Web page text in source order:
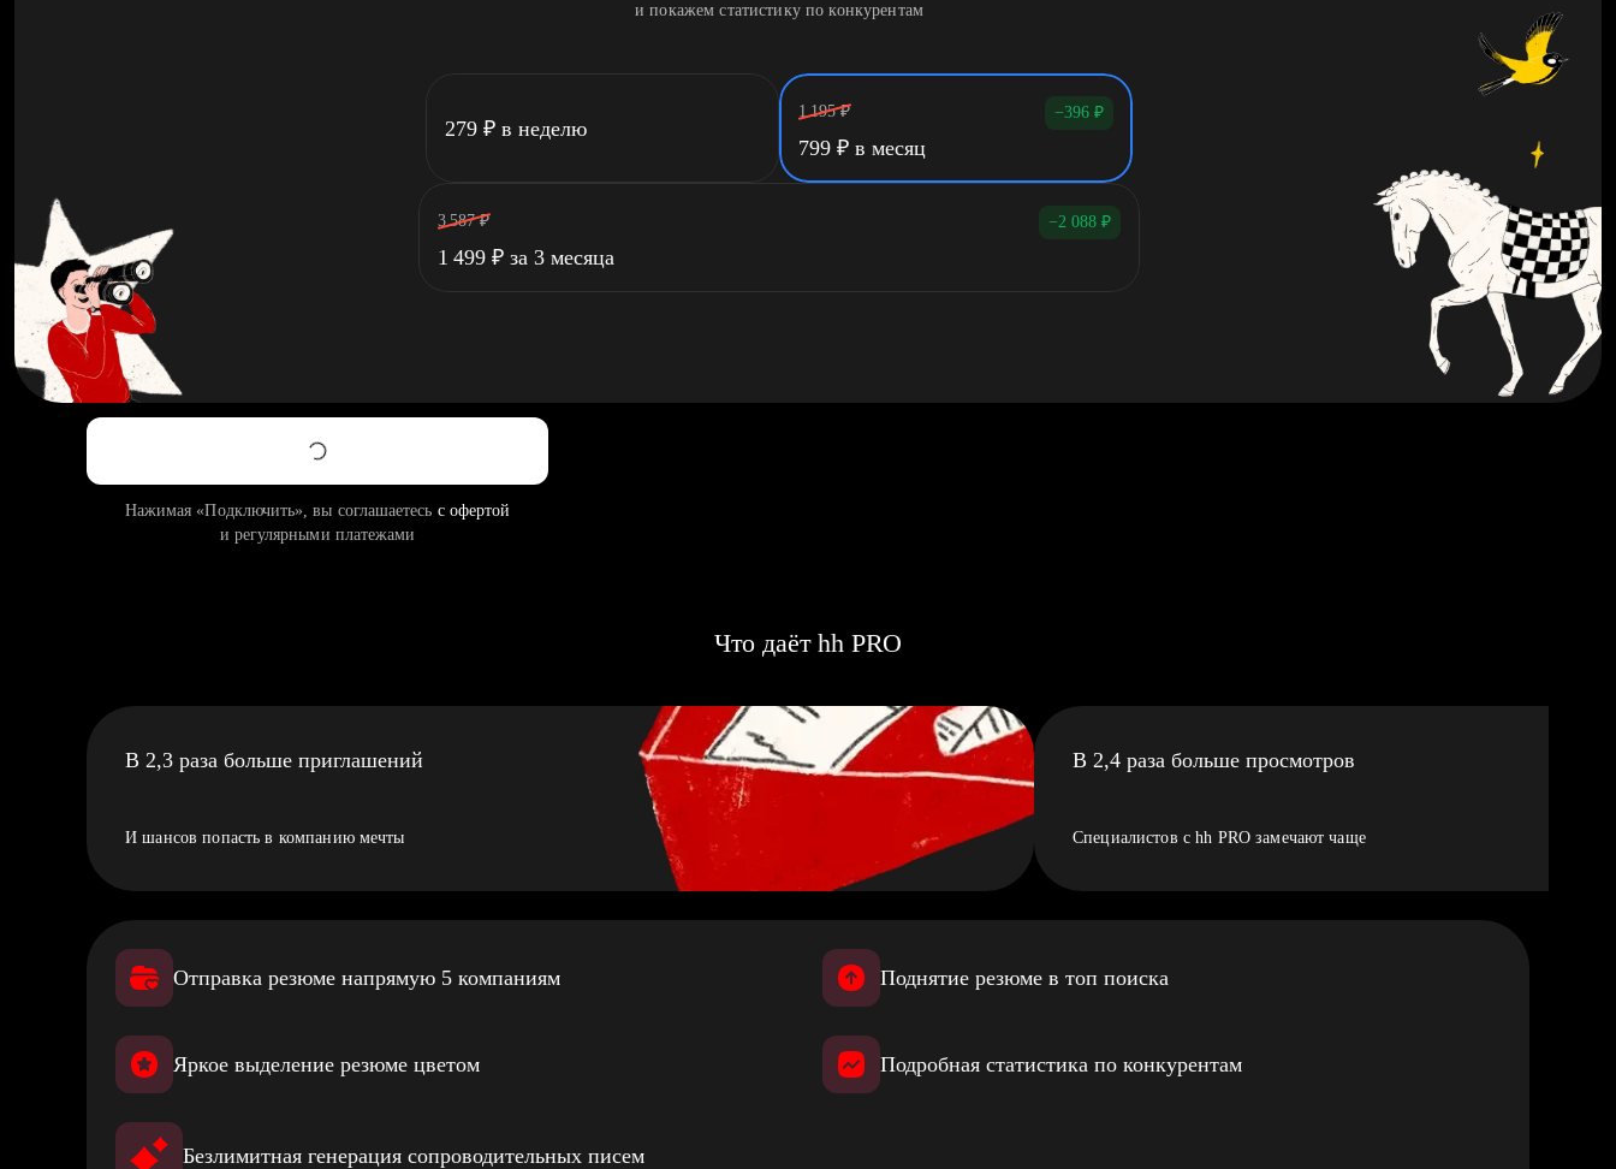
и покажем статистику по конкурентам
279 ₽ в неделю
1 195 ₽ −396 ₽
799 ₽ в месяц
3 587 ₽ −2 088 ₽
1 499 ₽ за 3 месяца
Нажимая «Подключить», вы соглашаетесь с офертой
и регулярными платежами
Что даёт hh PRO
В 2,3 раза больше приглашений
И шансов попасть в компанию мечты
В 2,4 раза больше просмотров
Специалистов с hh PRO замечают чаще
Отправка резюме напрямую 5 компаниям Поднятие резюме в топ поиска
Яркое выделение резюме цветом Подробная статистика по конкурентам
Безлимитная генерация сопроводительных писем